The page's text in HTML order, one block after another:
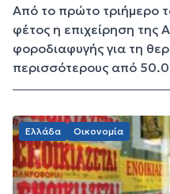
Από το πρώτο τριήμερο
φέτος η επιχείρηση της
φοροδιαφυγής για τη
περισσότερους από
Ελλάδα Οικονομία